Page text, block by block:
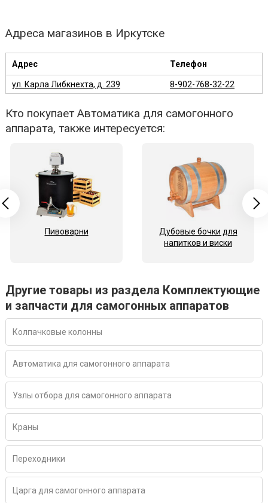
Адреса магазинов в Иркутске
Адрес Телефон
ул. Карла Либкнехта, д. 239 8-902-768-32-22
Кто покупает Автоматика для самогонного
аппарата, также интересуется:
Пивоварни
Дубовые бочки для
напитков и виски
Другие товары из раздела Комплектующие
и запчасти для самогонных аппаратов
Колпачковые колонны
Автоматика для самогонного аппарата
Узлы отбора для самогонного аппарата
Краны
Переходники
Царга для самогонного аппарата